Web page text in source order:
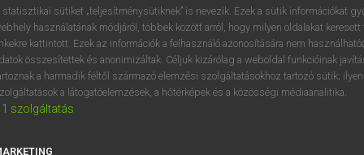
VAN ELŐFIZETÉSED?
megtekintéséhez.
statisztikai sütiket „teljesítménysütiknek” is nevezik. Ezek a sütik információkat
használatának módjáról, többek között arról, hogy milyen oldalakat keresett
kattintott. Ezek az információk a felhasználó azonosítására nem
összesítettek és anonimizáltak. Céljuk kizárólag a weboldal funkcióinak
a harmadik féltől származó elemzési szolgáltatásokhoz tartozó sütik;
a látogatóelemzések, a hőtérképek és a közösségi médiaanalitika.
1 szolgáltatás
q w e r t z u i
a s d f g h j k l é
í y x c v b n m , .